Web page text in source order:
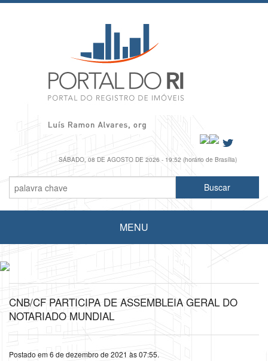
SÁBADO, 08 DE AGOSTO DE 2026 - 19:52 (horário de Brasília)
MENU
CNB/CF PARTICIPA DE ASSEMBLEIA GERAL DO
NOTARIADO MUNDIAL
Postado em 6 de dezembro de 2021 às 07:55.